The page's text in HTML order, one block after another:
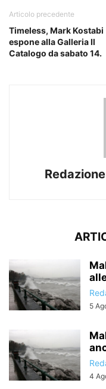
Articolo precedente
Timeless, Mark Kostabi
espone alla Galleria Il
Catalogo da sabato 14.
5
4